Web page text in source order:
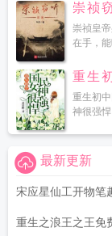
崇祯
崇祯皇
在手，
重生
重生初
神很强
最新更新
宋应星仙工开物笔
重生之浪王之王免